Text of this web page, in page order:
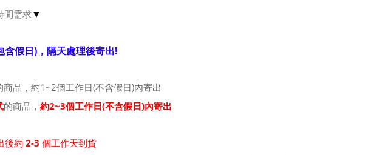
間需求▼
假日)，隔天處理後寄出!
品，約1~2個工作日(不含假日)內寄出
的商品， 約2~3個工作日(不含假日)內寄出
後約 2-3 個工作天到貨